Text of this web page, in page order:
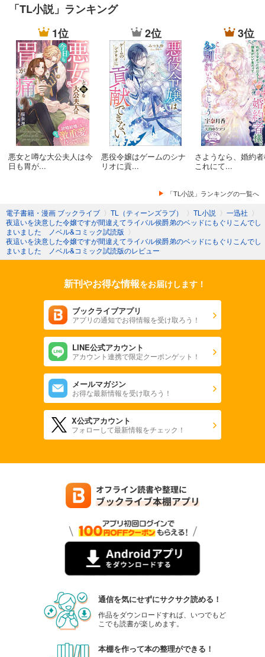
「TL小説」ランキング
1位
悪女と噂な大公夫人は今
日も胃が...
2位
悪役令嬢はゲームのシナ
リオに貢...
3位
さようなら、婚約
これにて...
「TL小説」ランキングの一覧へ
電子書籍・漫画 ブックライブ 〉 TL（ティーンズラブ） 〉 TL小説 〉 一迅社 〉
夜這いを決意した令嬢ですが間違えてライバル侯爵弟のベッドにもぐりこんでし
まいました ノベル&コミック試読版 〉
夜這いを決意した令嬢ですが間違えてライバル侯爵弟のベッドにもぐりこんでし
まいました ノベル&コミック試読版のレビュー
新刊やお得な情報をお届けします！
ブックライブアプリ
アプリの通知でお得情報を受け取ろう！
LINE公式アカウント
アカウント連携で限定クーポンゲット！
メールマガジン
お得な最新情報を受け取ろう！
X公式アカウント
フォローして最新情報をチェック！
通信を気にせずにサクサク読める！
作品をダウンロードすれば、いつでもど
こでも読書が楽しめます。
本棚を作って本の整理ができる！